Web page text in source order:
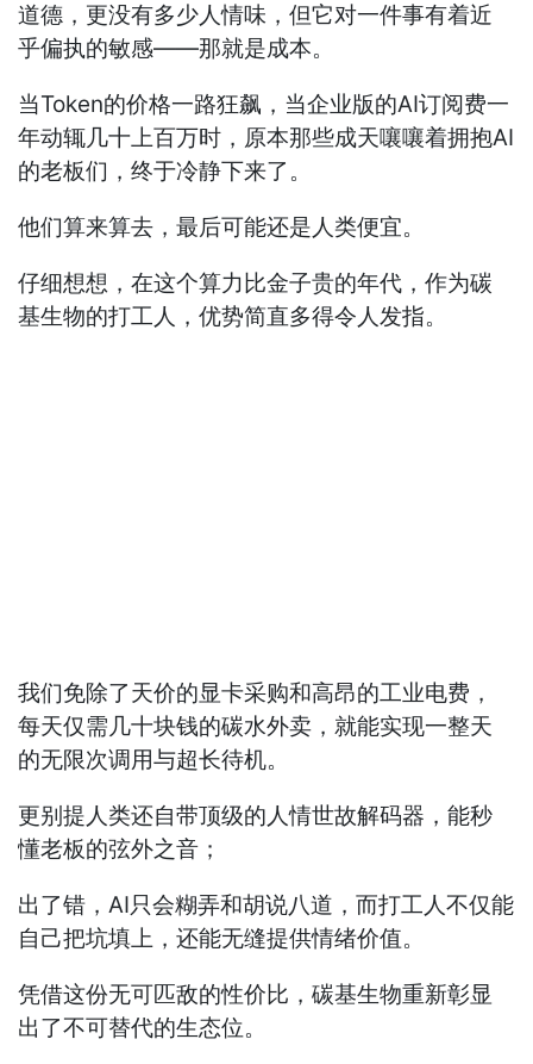
道德，更没有多少人情味，但它对一件事有着近
乎偏执的敏感——那就是成本。
当Token的价格一路狂飙，当企业版的AI订阅费一
年动辄几十上百万时，原本那些成天嚷嚷着拥抱AI
的老板们，终于冷静下来了。
他们算来算去，最后可能还是人类便宜。
仔细想想，在这个算力比金子贵的年代，作为碳
基生物的打工人，优势简直多得令人发指。
我们免除了天价的显卡采购和高昂的工业电费，
每天仅需几十块钱的碳水外卖，就能实现一整天
的无限次调用与超长待机。
更别提人类还自带顶级的人情世故解码器，能秒
懂老板的弦外之音；
出了错，AI只会糊弄和胡说八道，而打工人不仅能
自己把坑填上，还能无缝提供情绪价值。
凭借这份无可匹敌的性价比，碳基生物重新彰显
出了不可替代的生态位。